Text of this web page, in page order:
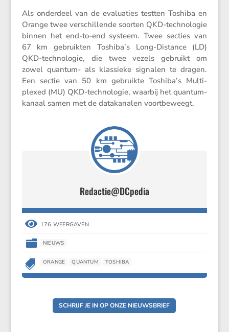
Als onder­deel van de evalu­a­ties testten Toshiba en
Orange twee verschil­lende soorten QKD-techno­logie
binnen het end-to-end systeem. Twee secties van
67 km gebruikten Toshiba’s Long-Distance (LD)
QKD-techno­logie, die twee vezels gebruikt om
zowel quantum- als klassieke signalen te dragen.
Een sectie van 50 km gebruikte Toshiba’s Multi­
plexed (MU) QKD-techno­logie, waarbij het quantum­
ka­naal samen met de dataka­nalen voortbeweegt.
Redactie@DCpedia
 176 WEERGAVEN
 NIEUWS
 ORANGE QUANTUM TOSHIBA
SCHRIJF JE IN OP ONZE NIEUWSBRIEF